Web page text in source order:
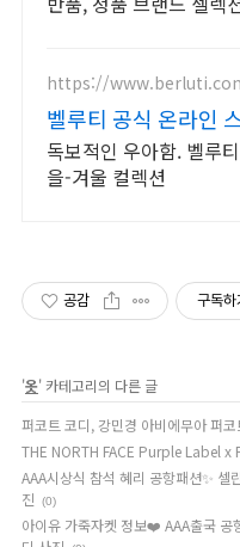
https://
벨루티 공식 온라인
독보적인 우아함. 벨루
을-겨울 컬렉션
공감 구독하
'옷' 카테고리의 다른 글
퍼코트 코디, 강민경 아비에무아 퍼
THE NORTH FACE Purple Label x
AAA시상식 참석 혜리 공항패션✨ 셀
진
(0)
아이유 가죽자켓 정보❤️ AAA출국 공